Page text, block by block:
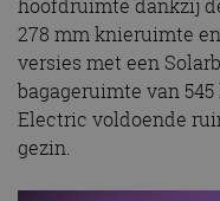
hoofdruimte dankzij
278 mm knieruimte
versies met een
bagageruimte van
Electric voldoende
gezin.